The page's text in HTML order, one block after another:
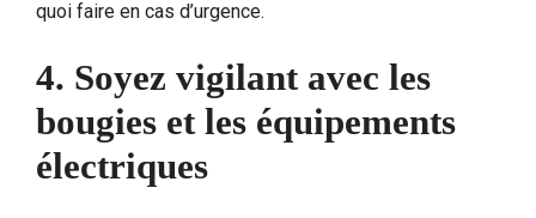
quoi faire en cas d’urgence.
4. Soyez vigilant avec les
bougies et les équipements
électriques